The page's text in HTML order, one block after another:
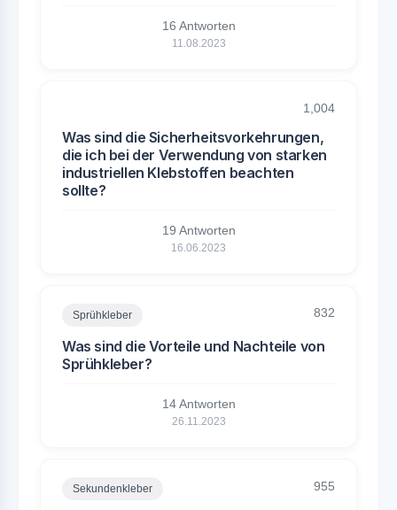
16 Antworten
11.08.2023
1,004
Was sind die Sicherheitsvorkehrungen,
die ich bei der Verwendung von starken
industriellen Klebstoffen beachten
sollte?
19 Antworten
16.06.2023
Sprühkleber 832
Was sind die Vorteile und Nachteile von
Sprühkleber?
14 Antworten
26.11.2023
Sekundenkleber 955